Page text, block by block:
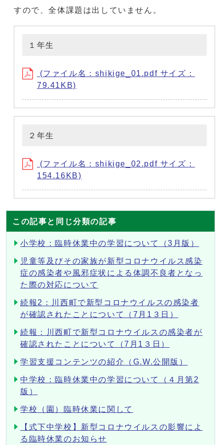
すので、全体課題は出していません。
１年生
(ファイル名：shikige_01.pdf サイズ：
79.41KB)
２年生
(ファイル名：shikige_02.pdf サイズ：
154.16KB)
この記事と同じ分類の記事
小学校：臨時休業中の学習について（3月版）
児童等及びその家族が新型コロナウイルス感染
症の感染者や風邪症状による体調不良者となっ
た際の対応について
続報2：川西町で新型コロナウイルスの感染者
が確認されたことについて（7月1３日）
続報：川西町で新型コロナウイルスの感染者が
確認されたことについて（7月1３日）
学習支援コンテンツの紹介（G.W.公開版）
中学校：臨時休業中の学習について（４月第2
版）
学校（園）臨時休業に関して
【式下中学校】新型コロナウイルスの影響によ
る臨時休業のお知らせ